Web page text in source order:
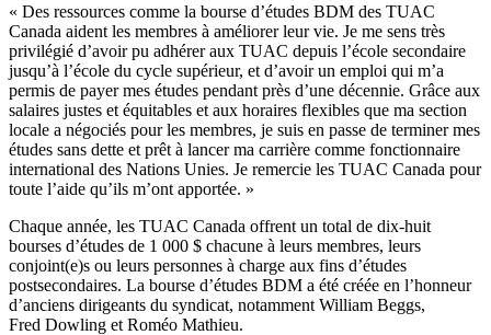
« Des ressources comme la bourse d’études BDM des TUAC
Canada aident les membres à améliorer leur vie. Je me sens très
privilégié d’avoir pu adhérer aux TUAC depuis l’école secondaire
jusqu’à l’école du cycle supérieur, et d’avoir un emploi qui m’a
permis de payer mes études pendant près d’une décennie. Grâce aux
salaires justes et équitables et aux horaires flexibles que ma section
locale a négociés pour les membres, je suis en passe de terminer mes
études sans dette et prêt à lancer ma carrière comme fonctionnaire
international des Nations Unies. Je remercie les TUAC Canada pour
toute l’aide qu’ils m’ont apportée. »
Chaque année, les TUAC Canada offrent un total de dix-huit
bourses d’études de 1 000 $ chacune à leurs membres, leurs
conjoint(e)s ou leurs personnes à charge aux fins d’études
postsecondaires. La bourse d’études BDM a été créée en l’honneur
d’anciens dirigeants du syndicat, notamment William Beggs,
Fred Dowling et Roméo Mathieu.